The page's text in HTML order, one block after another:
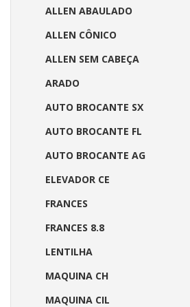
ALLEN ABAULADO
ALLEN CÔNICO
ALLEN SEM CABEÇA
ARADO
AUTO BROCANTE SX
AUTO BROCANTE FL
AUTO BROCANTE AG
ELEVADOR CE
FRANCES
FRANCES 8.8
LENTILHA
MAQUINA CH
MAQUINA CIL